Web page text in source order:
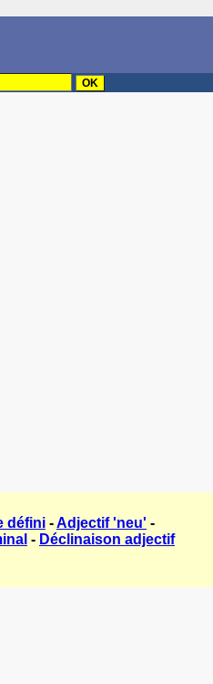
défini -Adjectif 'neu' -
- Déclinaison adjectif